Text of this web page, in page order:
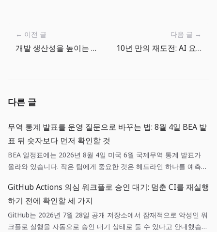
← 이전 글
개발 생산성을 높이는 일상 도구 4선
다음 글 →
10년 만의 재도전: AI 요리 레시피 플랫폼 Cooki.sh 베타 런칭
다른 글
무역 통계 발표를 운영 질문으로 바꾸는 법: 8월 4일 BEA 발
표 뒤 숫자보다 먼저 확인할 것
BEA 일정표에는 2026년 8월 4일 미국 6월 국제무역 통계 발표가
올라와 있습니다. 작은 팀에게 중요한 것은 헤드라인 하나를 예측하
와 연결되는지 기록하는 일입니다.
GitHub Actions 의심 워크플로 승인 대기: 멈춘 CI를 재실행
하기 전에 확인할 세 가지
GitHub는 2026년 7월 28일 공개 저장소에서 잠재적으로 악성인 워
크플로 실행을 자동으로 승인 대기 상태로 둘 수 있다고 안내했습니